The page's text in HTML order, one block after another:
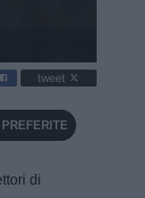
tweet
di